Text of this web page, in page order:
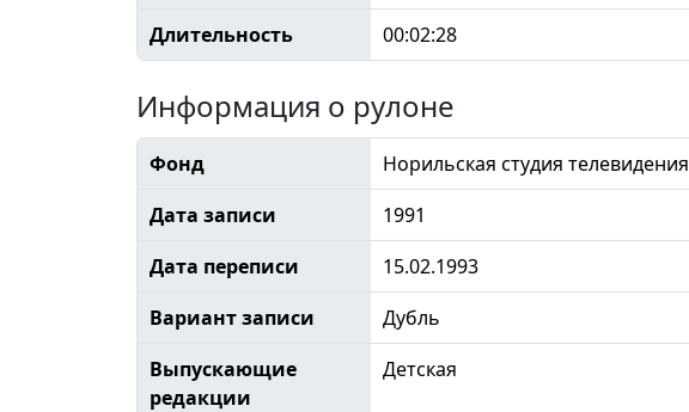
Длительность
00:02:28
Информация о рулоне
Фонд
Норильская студия телевидения
Дата записи
1991
Дата переписи
15.02.1993
Вариант записи
Дубль
Выпускающие
редакции
Детская